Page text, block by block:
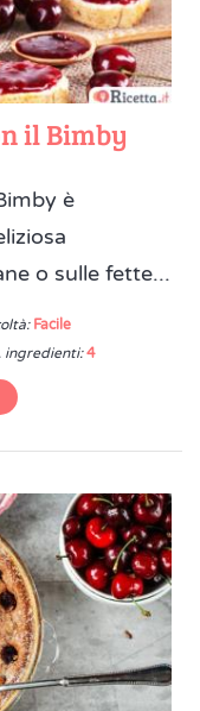
il Bimby
è
o sulle fette...
Facile
ingredienti: 4